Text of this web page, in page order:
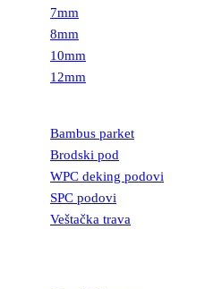
7mm
8mm
10mm
12mm
Bambus parket
Brodski pod
WPC deking podovi
SPC podovi
Veštačka trava